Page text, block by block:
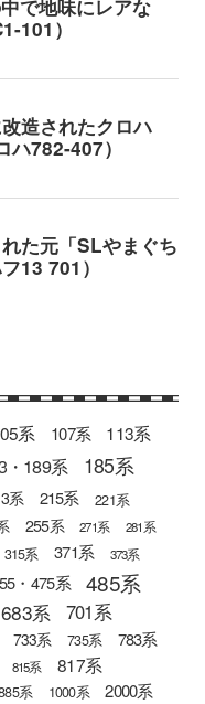
系 107系 113系
・189系 185系
系 215系 221系
255系 271系
281系
315系 371系 373系
・475系 485系
系 701系
733系 735系 783系
815系 817系
系 1000系 2000系